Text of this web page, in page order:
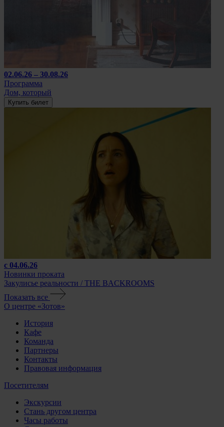
02.06.26 – 30.08.26
Программа
Дом, который
Купить билет
с 04.06.26
Новинки проката
Закулисье реальности / THE BACKROOMS
Показать все
О центре «Зотов»
История
Кафе
Команда
Партнеры
Контакты
Правовая информация
Посетителям
Экскурсии
Стань другом центра
Часы работы